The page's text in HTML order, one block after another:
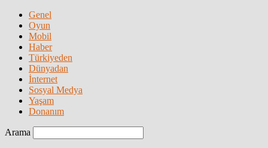
Genel
Oyun
Mobil
Haber
Türkiyeden
Dünyadan
İnternet
Sosyal Medya
Yaşam
Donanım
Arama